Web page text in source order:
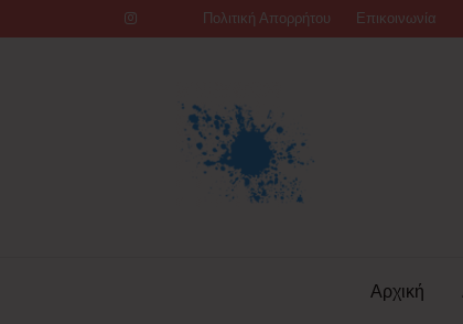
to
Πολιτική Απορρήτου Επικοινωνία
Αρχική